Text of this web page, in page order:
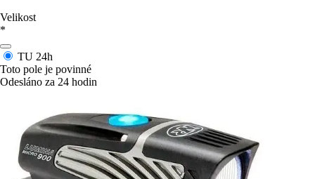
Velikost
*
TU 24h
Toto pole je povinné
Odesláno za 24 hodin